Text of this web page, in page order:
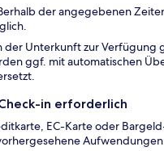
der angegebenen
der Unterkunft zur Verfügung
ggf. mit automatischen
in erforderlich
EC-Karte oder
Aufwendungen